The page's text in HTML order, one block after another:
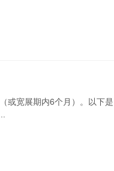
宽展期内6个月）。以下是